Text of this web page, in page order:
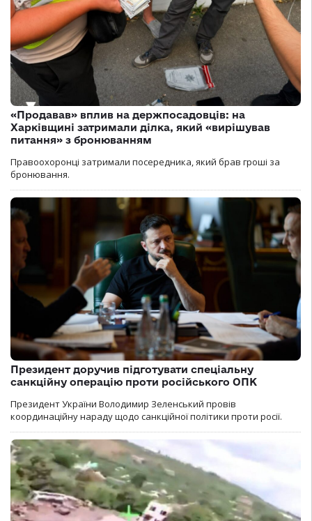
«Продавав» вплив на держпосадовців: на
Харківщині затримали ділка, який «вирішував
питання» з бронюванням
Правоохоронці затримали посередника, який брав гроші за
бронювання.
Президент доручив підготувати спеціальну
санкційну операцію проти російського ОПК
Президент України Володимир Зеленський провів
координаційну нараду щодо санкційної політики проти росії.